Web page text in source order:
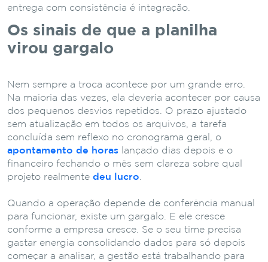
entrega com consistência é integração.
Os sinais de que a planilha
virou gargalo
Nem sempre a troca acontece por um grande erro.
Na maioria das vezes, ela deveria acontecer por causa
dos pequenos desvios repetidos. O prazo ajustado
sem atualização em todos os arquivos, a tarefa
concluída sem reflexo no cronograma geral, o
apontamento de horas lançado dias depois e o
financeiro fechando o mês sem clareza sobre qual
projeto realmente deu lucro
Quando a operação depende de conferência manual
para funcionar, existe um gargalo. E ele cresce
conforme a empresa cresce. Se o seu time precisa
gastar energia consolidando dados para só depois
começar a analisar, a gestão está trabalhando para